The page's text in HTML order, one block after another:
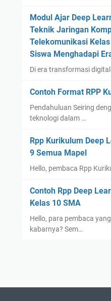
Modul Ajar Deep
Teknik Jaringan
Telekomunikasi
Siswa Menghadapi
Di era transformasi
Contoh Format RPP
Pendahuluan Seiring
teknologi dalam …
Rpp Kurikulum Deep
9 Semua Mapel
Hello, pembaca Rpp
Contoh Rpp Deep
Kelas 10 SMA
Hello, para pembaca
kabarnya? Sem…